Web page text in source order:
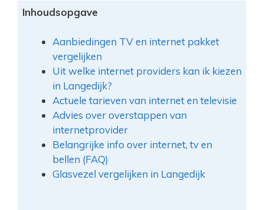
Inhoudsopgave
Aanbiedingen TV en internet pakket
vergelijken
Uit welke internet providers kan ik kiezen
in Langedijk?
Actuele tarieven van internet en televisie
Advies over overstappen van
internetprovider
Belangrijke info over internet, tv en
bellen (FAQ)
Glasvezel vergelijken in Langedijk